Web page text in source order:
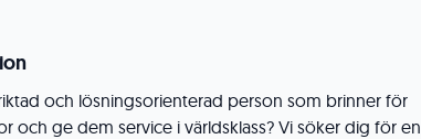
och lösningsorienterad person som brinner för
och ge dem service i världsklass? Vi söker dig för en